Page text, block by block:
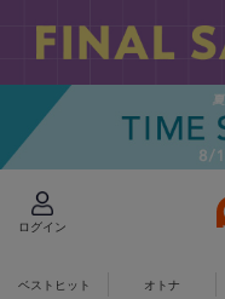
ログイン
ベストヒット オトナ